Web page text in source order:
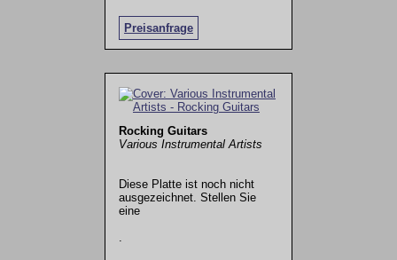
Preisanfrage
Rocking Guitars
Various Instrumental Artists
Diese Platte ist noch nicht
ausgezeichnet. Stellen Sie
eine
.